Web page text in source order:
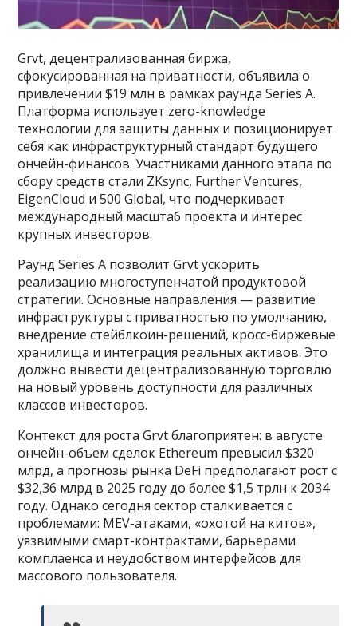
Grvt, децентрализованная биржа,
сфокусированная на приватности, объявила о
привлечении $19 млн в рамках раунда Series A.
Платформа использует zero-knowledge
технологии для защиты данных и позиционирует
себя как инфраструктурный стандарт будущего
ончейн-финансов. Участниками данного этапа по
сбору средств стали ZKsync, Further Ventures,
EigenCloud и 500 Global, что подчеркивает
международный масштаб проекта и интерес
крупных инвесторов.
Раунд Series A позволит Grvt ускорить
реализацию многоступенчатой продуктовой
стратегии. Основные направления — развитие
инфраструктуры с приватностью по умолчанию,
внедрение стейблкоин-решений, кросс-биржевые
хранилища и интеграция реальных активов. Это
должно вывести децентрализованную торговлю
на новый уровень доступности для различных
классов инвесторов.
Контекст для роста Grvt благоприятен: в августе
ончейн-объем сделок Ethereum превысил $320
млрд, а прогнозы рынка DeFi предполагают рост с
$32,36 млрд в 2025 году до более $1,5 трлн к 2034
году. Однако сегодня сектор сталкивается с
проблемами: MEV-атаками, «охотой на китов»,
уязвимыми смарт-контрактами, барьерами
комплаенса и неудобством интерфейсов для
массового пользователя.